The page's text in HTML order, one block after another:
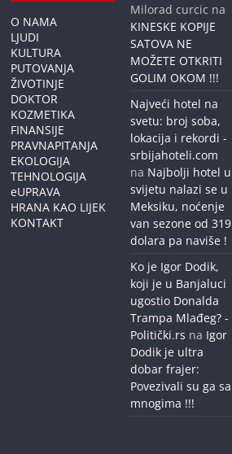
O NAMA
LJUDI
KULTURA
PUTOVANJA
ŽIVOTINJE
DOKTOR
KOZMETIKA
FINANSIJE
PRAVNAPITANJA
EKOLOGIJA
TEHNOLOGIJA
eUPRAVA
HRANA KAO LIJEK
KONTAKT
Milorad curcic na
KINESKE KOPIJE
SATOVA NE
MOŽETE OTKRITI
GOLIM OKOM !!!
Najveći hotel na
svetu: broj soba,
lokacija i rekordi -
srbijahoteli.com
na Najbolji hotel u
svijetu nalazi se u
Meksiku, noćenje
van sezone od 319
dolara pa naviše !
Ko je Igor Dodik,
koji je u Banjaluci
ugostio Donalda
Trampa Mlađeg? -
Politički.rs na Igor
Dodik je ultra
dobar frajer:
Povezivali su ga sa
mnogima !!!